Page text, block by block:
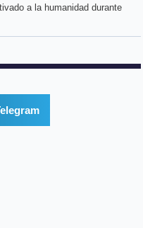
a la humanidad durante